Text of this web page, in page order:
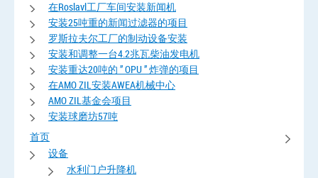
在Roslavl工厂车间安装新闻机
安装25吨重的新闻过滤器的项目
罗斯拉夫尔工厂的制动设备安装
安装和调整一台4.2兆瓦柴油发电机
安装重达20吨的 ” OPU ” 炸弹的项目
在AMO ZIL安装AWEA机械中心
AMO ZIL基金会项目
安装球磨坊57吨
首页
设备
水利门户升降机